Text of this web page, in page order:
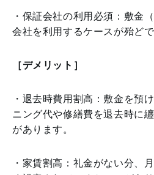
・保証会社の利用必須：敷金
会社を利用するケースが殆どで
［デメリット］
・退去時費用割高：敷金を預
ニング代や修繕費を退去時に
があります。
・家賃割高：礼金がない分、